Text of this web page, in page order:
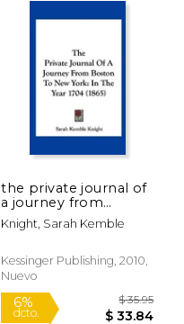
the private journal of
a journey from
boston to new york:
in the year 1704
Knight, Sarah Kemble
Kessinger Publishing, 2010,
Nuevo